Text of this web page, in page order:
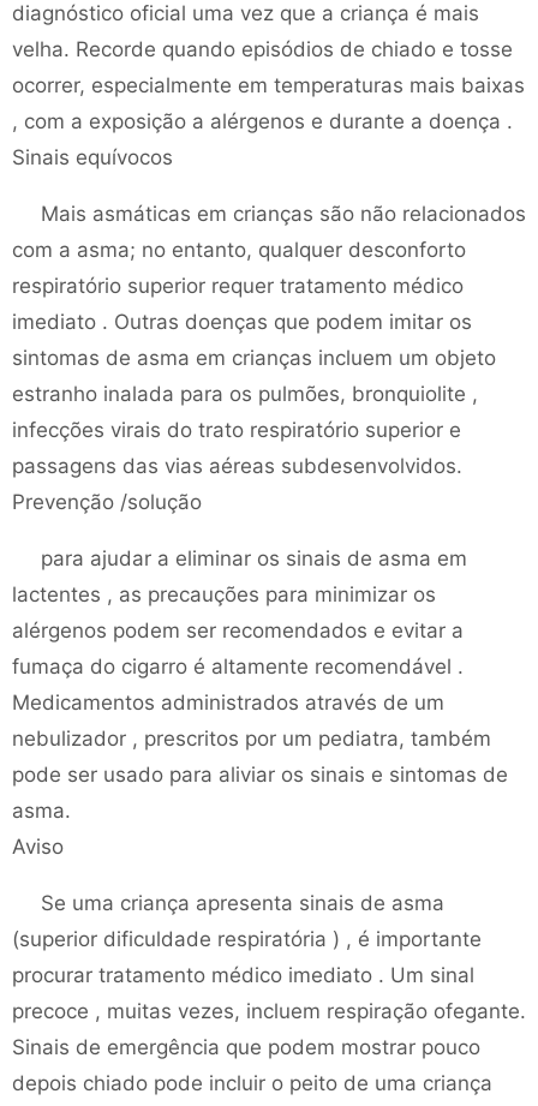
diagnóstico oficial uma vez que a criança é mais
velha. Recorde quando episódios de chiado e tosse
ocorrer, especialmente em temperaturas mais baixas
, com a exposição a alérgenos e durante a doença .
Sinais equívocos
Mais asmáticas em crianças são não relacionados
com a asma; no entanto, qualquer desconforto
respiratório superior requer tratamento médico
imediato . Outras doenças que podem imitar os
sintomas de asma em crianças incluem um objeto
estranho inalada para os pulmões, bronquiolite ,
infecções virais do trato respiratório superior e
passagens das vias aéreas subdesenvolvidos.
Prevenção /solução
para ajudar a eliminar os sinais de asma em
lactentes , as precauções para minimizar os
alérgenos podem ser recomendados e evitar a
fumaça do cigarro é altamente recomendável .
Medicamentos administrados através de um
nebulizador , prescritos por um pediatra, também
pode ser usado para aliviar os sinais e sintomas de
asma.
Aviso
Se uma criança apresenta sinais de asma
(superior dificuldade respiratória ) , é importante
procurar tratamento médico imediato . Um sinal
precoce , muitas vezes, incluem respiração ofegante.
Sinais de emergência que podem mostrar pouco
depois chiado pode incluir o peito de uma criança